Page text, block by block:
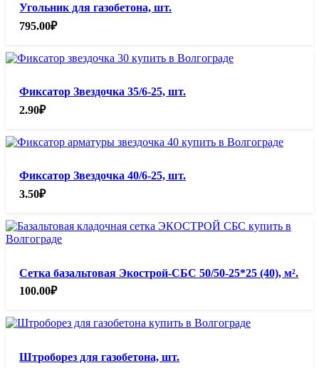
Угольник для газобетона, шт.
795.00₽
Фиксатор Звездочка 35/6-25, шт.
2.90₽
Фиксатор Звездочка 40/6-25, шт.
3.50₽
Сетка базальтовая Экострой-СБС 50/50-25*25 (40), м².
100.00₽
Штроборез для газобетона, шт.